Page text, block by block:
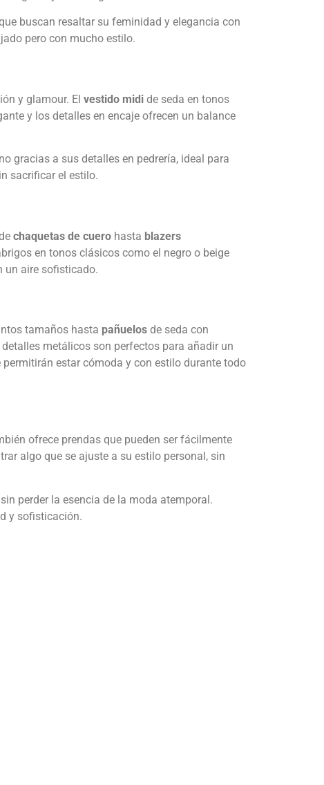
buscan resaltar su feminidad y elegancia con
pero con mucho estilo.
y glamour. El vestido midi de seda en tonos
y los detalles en encaje ofrecen un balance
gracias a sus detalles en pedrería, ideal para
sacrificar el estilo.
chaquetas de cuero hasta blazers
en tonos clásicos como el negro o beige
un aire sofisticado.
tamaños hasta pañuelos de seda con
metálicos son perfectos para añadir un
estar cómoda y con estilo durante todo
ofrece prendas que pueden ser fácilmente
algo que se ajuste a su estilo personal, sin
perder la esencia de la moda atemporal.
y sofisticación.